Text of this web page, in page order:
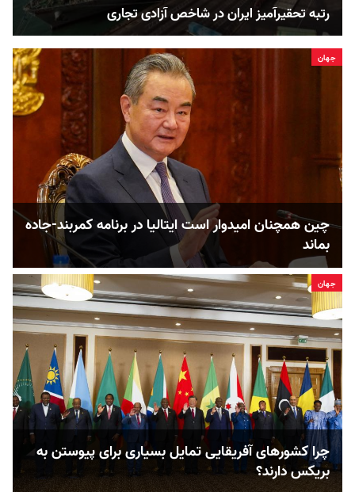
رتبه تحقیرآمیز ایران در شاخص آزادی تجاری
جهان
چین همچنان امیدوار است ایتالیا در برنامه کمربند-جاده
بماند
جهان
چرا کشورهای آفریقایی تمایل بسیاری برای پیوستن به
بریکس دارند؟